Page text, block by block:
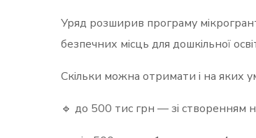
Уряд розширив програму
безпечних місць для дошкільної
Скільки можна отримати і на яких
🔹 до 500 тис грн — зі створенням